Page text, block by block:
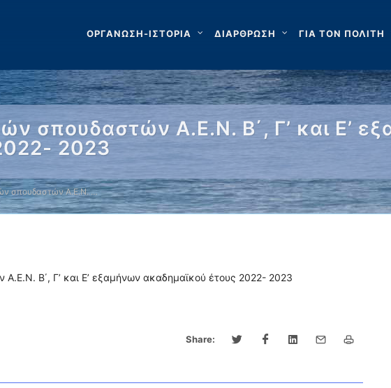
ΟΡΓΑΝΩΣΗ-ΙΣΤΟΡΙΑ ΔΙΑΡΘΡΩΣΗ ΓΙΑ ΤΟΝ ΠΟΛΙΤΗ
σπουδαστών Α.Ε.Ν. Β΄, Γ’ και Ε’
2023
σπουδαστών Α.Ε.Ν. …
Β΄, Γ’ και Ε’ εξαμήνων ακαδημαϊκού έτους 2022- 2023
Share: